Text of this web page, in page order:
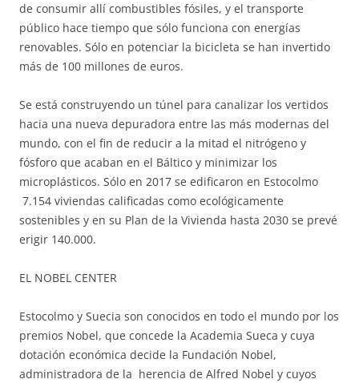
de consumir allí combustibles fósiles, y el transporte
público hace tiempo que sólo funciona con energías
renovables. Sólo en potenciar la bicicleta se han invertido
más de 100 millones de euros.
Se está construyendo un túnel para canalizar los vertidos
hacia una nueva depuradora entre las más modernas del
mundo, con el fin de reducir a la mitad el nitrógeno y
fósforo que acaban en el Báltico y minimizar los
microplásticos. Sólo en 2017 se edificaron en Estocolmo
7.154 viviendas calificadas como ecológicamente
sostenibles y en su Plan de la Vivienda hasta 2030 se prevé
erigir 140.000.
EL NOBEL CENTER
Estocolmo y Suecia son conocidos en todo el mundo por los
premios Nobel, que concede la Academia Sueca y cuya
dotación económica decide la Fundación Nobel,
administradora de la herencia de Alfred Nobel y cuyos